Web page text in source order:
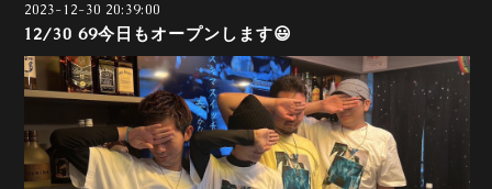
2023-12-30 20:39:00
12/30 69今日もオープンします😃